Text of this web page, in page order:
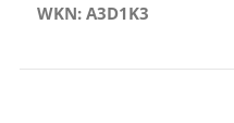
WKN: A3D1K3